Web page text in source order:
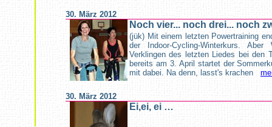
30. März 2012
Noch vier... noch drei... noch
(jük) Mit einem letzten Powertraining
der Indoor-Cycling-Winterkurs.
Verklingen des letzten Liedes bei den
bereits am 3. April startet der
mit dabei. Na denn, lasst's krachen
30. März 2012
Ei,ei, ei …